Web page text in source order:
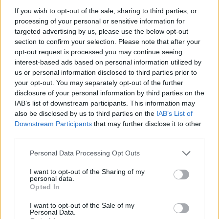
If you wish to opt-out of the sale, sharing to third parties, or
processing of your personal or sensitive information for
targeted advertising by us, please use the below opt-out
section to confirm your selection. Please note that after your
opt-out request is processed you may continue seeing
interest-based ads based on personal information utilized by
us or personal information disclosed to third parties prior to
your opt-out. You may separately opt-out of the further
disclosure of your personal information by third parties on the
IAB’s list of downstream participants. This information may
also be disclosed by us to third parties on the IAB’s List of
Downstream Participants that may further disclose it to other
Personal Data Processing Opt Outs
I want to opt-out of the Sharing of my
personal data.
Opted In
I want to opt-out of the Sale of my
Personal Data.
ξαπλωμένη, αδύναμη και ανήμπορη στο κρεβάτι
της,να εκλιπαρεί για βοήθεια και να λέει πως
πονάει, ενώ η φροντίστρια της ουρλιάζει και την
προσβάλλει χωρίς κανένα ίχνος ανθρωπιάς.
Σε άλλο σημείο, η ηλικιωμένη ξεσπά σεκλάματα
και αντί για συμπόνια εισπράττει χλευασμό. Η
67χρονη την κοροϊδεύει, την κατηγορεί και
αποχωρεί για λίγα δευτερόλεπτα από το δωμάτιο.
τη χτυπά δύο φορές.
Οι κάμερες ασφαλείας που είχαν τοποθετήσει οι
συγγενείς κατέγραψαν καρέ-καρέ τη φρίκη.